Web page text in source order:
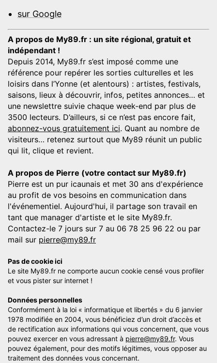
sur Google
A propos de My89.fr : un site régional, gratuit et
indépendant !
Depuis 2014, My89.fr s’est imposé comme une
référence pour repérer les sorties culturelles et les
loisirs dans l’Yonne (et alentours) : artistes, festivals,
saisons, lieux à découvrir, infos, petites annonces… et
une newslettre suivie chaque week-end par plus de
3500 lecteurs. D’ailleurs, si ce n’est pas encore fait,
abonnez-vous gratuitement ici. Quant au nombre de
visiteurs… retenez surtout que My89 réunit un public
qui lit, clique et revient.
A propos de Pierre (votre contact sur My89.fr)
Pierre est un pur icaunais et met 30 ans d'expérience
au profit de vos besoins en communication dans
l'événementiel. Aujourd'hui, il partage son travail en
tant que manager d'artiste et le site My89.fr.
Contactez-le 7 jours sur 7 au 06 78 25 96 22 ou par
mail sur pierre@my89.fr
Pas de cookie ici
Le site My89.fr ne comporte aucun cookie censé vous profiler
et vous pister sur internet !
Données personnelles
Conformément à la loi « informatique et libertés » du 6 janvier
1978 modifiée en 2004, vous bénéficiez d’un droit d’accès et
de rectification aux informations qui vous concernent, que vous
pouvez exercer en vous adressant à pierre@my89.fr. Vous
pouvez également, pour des motifs légitimes, vous opposer au
traitement des données vous concernant.